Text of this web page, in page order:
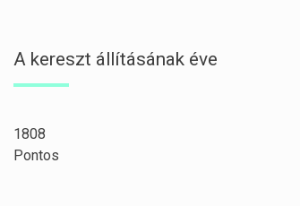
A kereszt állításának éve
1808
Pontos